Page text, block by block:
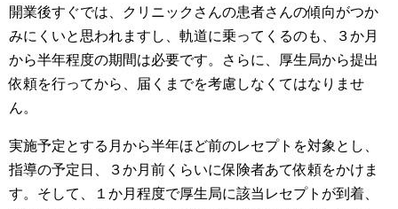
開業後すぐでは、クリニックさんの患者さんの傾向がつか
みにくいと思われますし、軌道に乗ってくるのも、３か月
から半年程度の期間は必要です。さらに、厚生局から提出
依頼を行ってから、届くまでを考慮しなくてはなりませ
ん。
実施予定とする月から半年ほど前のレセプトを対象とし、
指導の予定日、３か月前くらいに保険者あて依頼をかけま
す。そして、１か月程度で厚生局に該当レセプトが到着、
参考（大事な資料集）
隣家の植栽（竹木）越境の伐採
料金表